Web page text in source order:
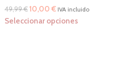
49,99€10,00 € IVA incluido
Seleccionar opciones